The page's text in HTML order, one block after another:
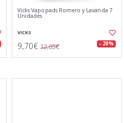
Vicks Vapopads Romero y Lavanda 7
Unidades
VICKS
9,70€ 12,05€ - 20%